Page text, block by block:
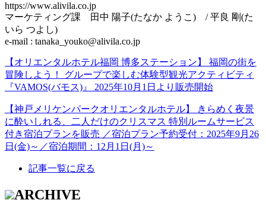
https://www.alivila.co.jp
マーケティング課 田中 陽子(たなか ようこ) / 平良 剛(た
いら つよし)
e-mail : tanaka_youko@alivila.co.jp
【オリエンタルホテル福岡 博多ステーション】 福岡の街を
冒険しよう！ グループで楽しむ体験型観光アクティビティ
『VAMOS(バモス)』 2025年10月1日より販売開始
【神戸メリケンパークオリエンタルホテル】 きらめく夜景
に酔いしれる、二人だけのクリスマス 特別ルームサービス
付き宿泊プランを販売 ／宿泊プラン予約受付：2025年9月26
日(金)～／宿泊期間：12月1日(月)～
記事一覧に戻る
ARCHIVE